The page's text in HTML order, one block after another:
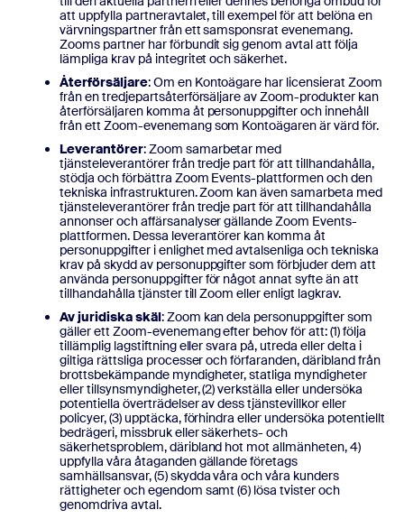
att uppfylla partneravtalet, till exempel för att belöna en
värvningspartner från ett samsponsrat evenemang.
Zooms partner har förbundit sig genom avtal att följa
lämpliga krav på integritet och säkerhet.
Återförsäljare: Om en Kontoägare har licensierat Zoom
från en tredjepartsåterförsäljare av Zoom-produkter kan
återförsäljaren komma åt personuppgifter och innehåll
från ett Zoom-evenemang som Kontoägaren är värd för.
Leverantörer: Zoom samarbetar med
tjänsteleverantörer från tredje part för att tillhandahålla,
stödja och förbättra Zoom Events-plattformen och den
tekniska infrastrukturen. Zoom kan även samarbeta med
tjänsteleverantörer från tredje part för att tillhandahålla
annonser och affärsanalyser gällande Zoom Events-
plattformen. Dessa leverantörer kan komma åt
personuppgifter i enlighet med avtalsenliga och tekniska
krav på skydd av personuppgifter som förbjuder dem att
använda personuppgifter för något annat syfte än att
tillhandahålla tjänster till Zoom eller enligt lagkrav.
Av juridiska skäl: Zoom kan dela personuppgifter som
gäller ett Zoom-evenemang efter behov för att: (1) följa
tillämplig lagstiftning eller svara på, utreda eller delta i
giltiga rättsliga processer och förfaranden, däribland från
brottsbekämpande myndigheter, statliga myndigheter
eller tillsynsmyndigheter, (2) verkställa eller undersöka
potentiella överträdelser av dess tjänstevillkor eller
policyer, (3) upptäcka, förhindra eller undersöka potentiellt
bedrägeri, missbruk eller säkerhets- och
säkerhetsproblem, däribland hot mot allmänheten, 4)
uppfylla våra åtaganden gällande företags
samhällsansvar, (5) skydda våra och våra kunders
rättigheter och egendom samt (6) lösa tvister och
genomdriva avtal.